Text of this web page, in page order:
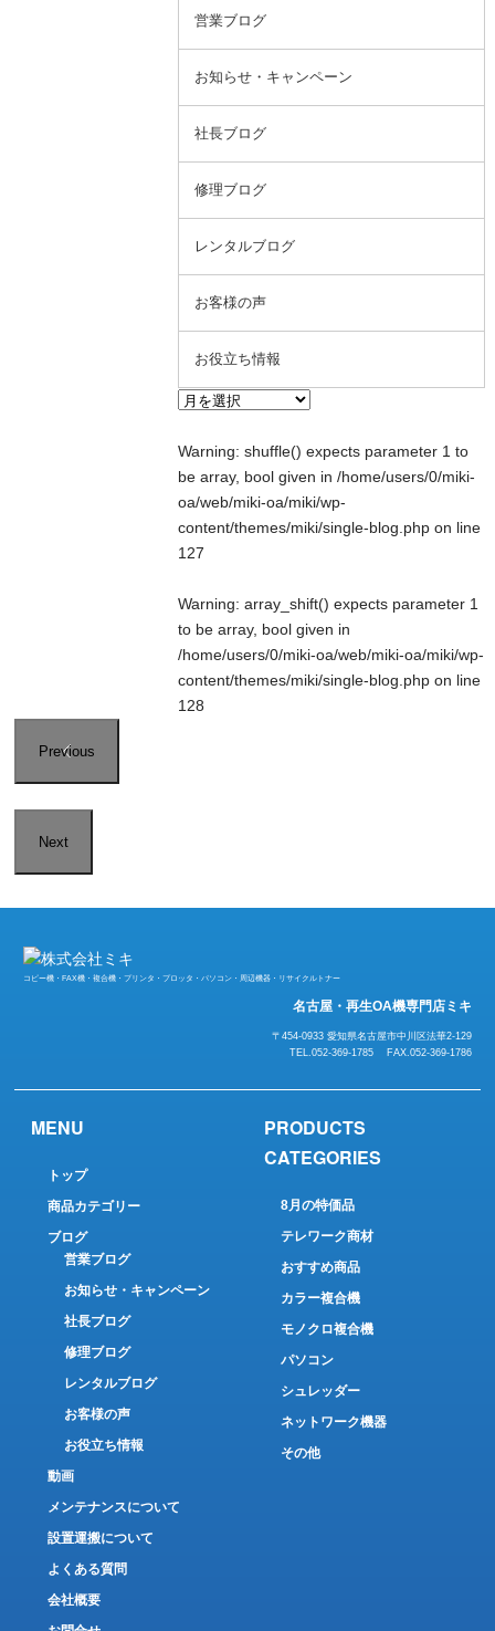
営業ブログ
お知らせ・キャンペーン
社長ブログ
修理ブログ
レンタルブログ
お客様の声
お役立ち情報
Warning: shuffle() expects parameter 1 to
be array, bool given in/home/users/0/miki-
oa/web/miki-oa/miki/wp-
content/themes/miki/single-blog.php on line
127
Warning: array_shift() expects parameter 1
to be array, bool given in
/home/users/0/miki-oa/web/miki-oa/miki/wp-
content/themes/miki/single-blog.php on line
128
Previous
Next
コピー機・FAX機・複合機・プリンタ・プロッタ・パソコン・周辺機器・リサイクルトナー
名古屋・再生OA機専門店ミキ
〒454-0933 愛知県名古屋市中川区法華2-129
TEL.052-369-1785 FAX.052-369-1786
MENU
トップ
商品カテゴリー
ブログ
営業ブログ
お知らせ・キャンペーン
社長ブログ
修理ブログ
レンタルブログ
お客様の声
お役立ち情報
動画
メンテナンスについて
設置運搬について
よくある質問
会社概要
PRODUCTS
CATEGORIES
8月の特価品
テレワーク商材
おすすめ商品
カラー複合機
モノクロ複合機
パソコン
シュレッダー
ネットワーク機器
その他